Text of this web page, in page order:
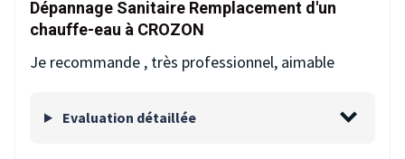
Dépannage Sanitaire Remplacement d'un
chauffe-eau à CROZON
Je recommande , très professionnel, aimable
Evaluation détaillée